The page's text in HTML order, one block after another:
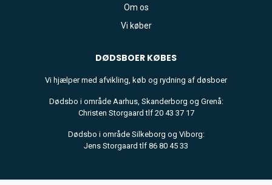
Om os
Vi køber
DØDSBOER KØBES
Vi hjælper med afvikling, køb og rydning af døsboer
Dødsbo i område Aarhus, Skanderborg og Grenå:
Christen Storgaard tlf 20 43 37 17
Dødsbo i område Silkeborg og Viborg:
Jens Storgaard tlf 86 80 45 33